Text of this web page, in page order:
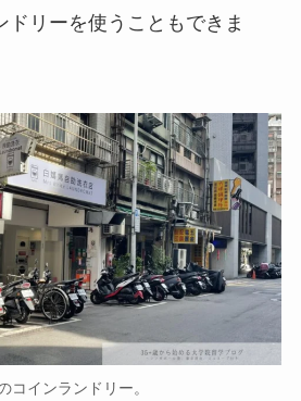
ドリーを使うこともできま
コインランドリー。